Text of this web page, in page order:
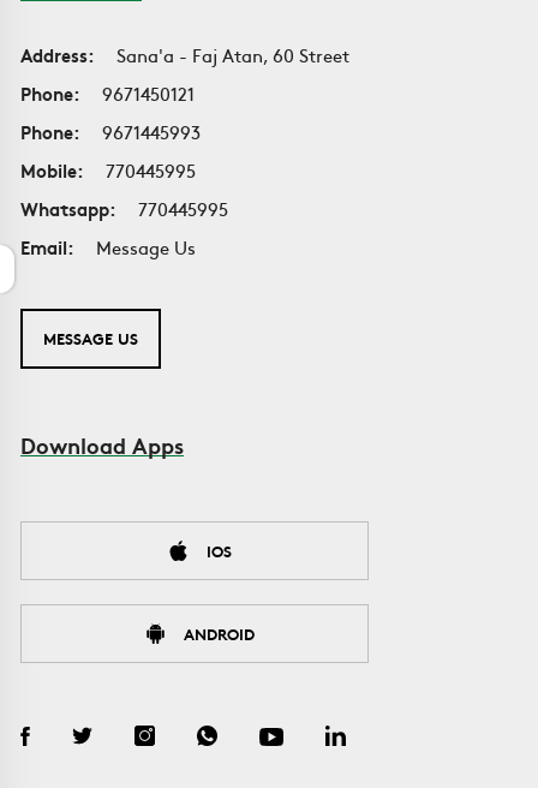
Address:
Sana'a - Faj Atan, 60 Street
Phone:
9671450121
Phone:
9671445993
Mobile:
770445995
Whatsapp:
770445995
Email:
Message Us
MESSAGE US
Download Apps
IOS
ANDROID